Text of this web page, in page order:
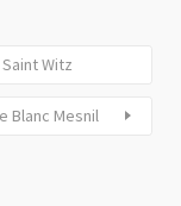
Witz
Blanc Mesnil